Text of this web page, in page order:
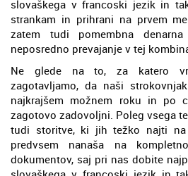
slovaškega v francoski jezik in
strankam in prihrani na prvem
zatem tudi pomembna
neposredno prevajanje v tej
Ne glede na to, za katero
zagotavljamo, da naši
najkrajšem možnem roku in po
zagotovo zadovoljni. Poleg vsega
tudi storitve, ki jih težko najti na
predvsem nanaša na
dokumentov, saj pri nas dobite